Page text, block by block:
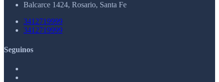
Balcarce 1424, Rosario, Santa Fe
3412719999
3412719999
Seguinos